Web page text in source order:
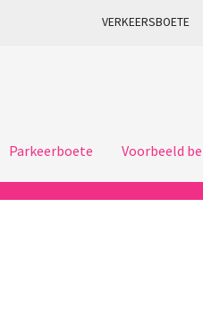
VERKEERSBOETE
Parkeerboete Voorbeeld